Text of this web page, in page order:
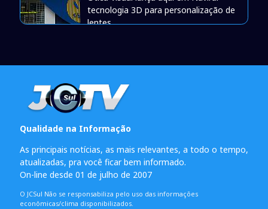
tecnologia 3D para personalização de
lentes
Qualidade na Informação
As principais notícias, as mais relevantes, a todo o tempo,
atualizadas, pra você ficar bem informado.
On-line desde 01 de julho de 2007
O JCSul Não se responsabiliza pelo uso das informações
econômicas/clima disponibilizados.